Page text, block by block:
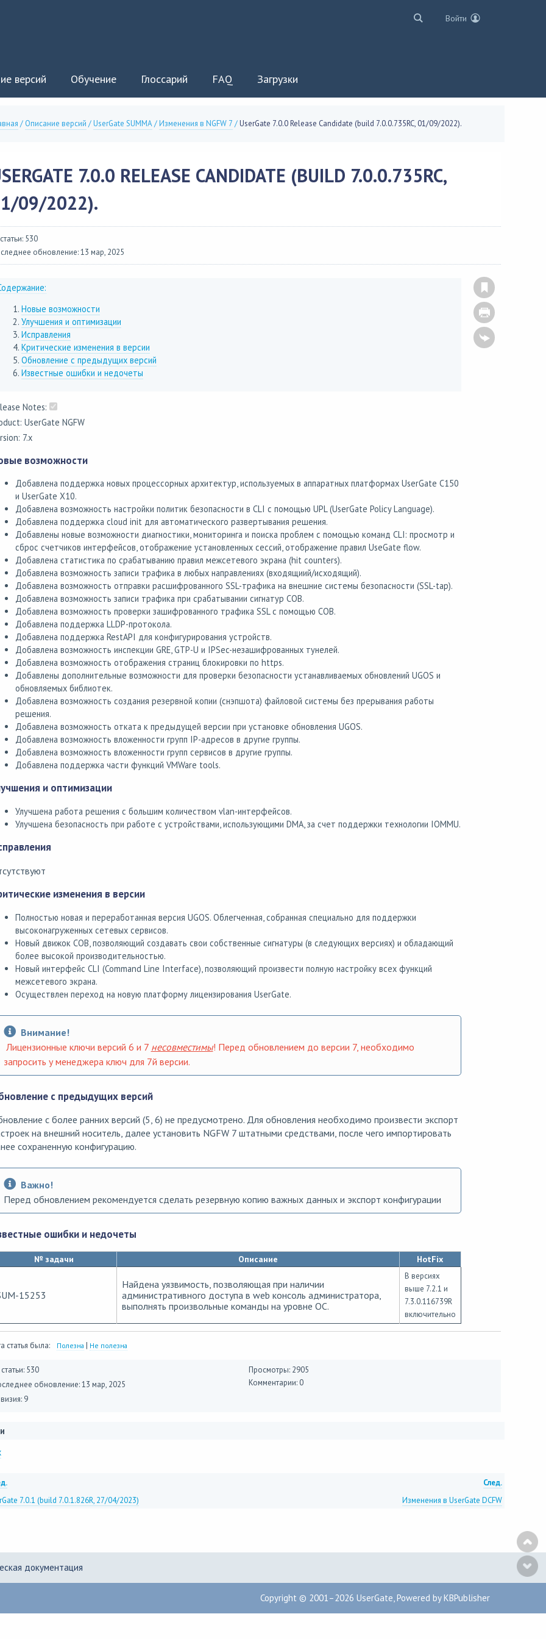
Войти
версий Обучение Глоссарий FAQ Загрузки
/ Описание версий /UserGate SUMMA/Изменения в NGFW 7 /UserGate 7.0.0 Release Candidate (build 7.0.0.735RC, 01/09/2022).
7.0.0 RELEASE CANDIDATE (BUILD 7.0.0.735RC,
09/2022).
530
обновление: 13 мар, 2025
Новые возможности
Улучшения и оптимизации
Исправления
Критические изменения в версии
Обновление с предыдущих версий
Известные ошибки и недочеты
Notes:
UserGate NGFW
7.x
возможности
Добавлена поддержка новых процессорных архитектур, используемых в аппаратных платформах UserGate C150
и UserGate X10.
Добавлена возможность настройки политик безопасности в CLI с помощью UPL (UserGate Policy Language).
Добавлена поддержка cloud init для автоматического развертывания решения.
Добавлены новые возможности диагностики, мониторинга и поиска проблем с помощью команд CLI: просмотр и
сброс счетчиков интерфейсов, отображение установленных сессий, отображение правил UseGate flow.
Добавлена статистика по срабатыванию правил межсетевого экрана (hit counters).
Добавлена возможность записи трафика в любых направлениях (входящиий/исходящий).
Добавлена возможность отправки расшифрованного SSL-трафика на внешние системы безопасности (SSL-tap).
Добавлена возможность записи трафика при срабатывании сигнатур СОВ.
Добавлена возможность проверки зашифрованного трафика SSL с помощью СОВ.
Добавлена поддержка LLDP-протокола.
Добавлена поддержка RestAPI для конфигурирования устройств.
Добавлена возможность инспекции GRE, GTP-U и IPSec-незашифрованных тунелей.
Добавлена возможность отображения страниц блокировки по https.
Добавлены дополнительные возможности для проверки безопасности устанавливаемых обновлений UGOS и
обновляемых библиотек.
Добавлена возможность создания резервной копии (снэпшота) файловой системы без прерывания работы
решения.
Добавлена возможность отката к предыдущей версии при установке обновления UGOS.
Добавлена возможность вложенности групп IP-адресов в другие группы.
Добавлена возможность вложенности групп сервисов в другие группы.
Добавлена поддержка части функций VMWare tools.
и оптимизации
Улучшена работа решения с большим количеством vlan-интерфейсов.
Улучшена безопасность при работе с устройствами, использующими DMA, за счет поддержки технологии IOMMU.
изменения в версии
Полностью новая и переработанная версия UGOS. Облегченная, собранная специально для поддержки
высоконагруженных сетевых сервисов.
Новый движок СОВ, позволяющий создавать свои собственные сигнатуры (в следующих версиях) и обладающий
более высокой производительностью.
Новый интерфейс CLI (Command Line Interface), позволяющий произвести полную настройку всех функций
межсетевого экрана.
Осуществлен переход на новую платформу лицензирования UserGate.
Внимание!
Лицензионные ключи версий 6 и 7 несовместимы! Перед обновлением до версии 7, необходимо
запросить у менеджера ключ для 7й версии.
с предыдущих версий
с более ранних версий (5, 6) не предусмотрено. Для обновления необходимо произвести экспорт
на внешний носитель, далее установить NGFW 7 штатными средствами, после чего импортировать
сохраненную конфигурацию.
Важно!
Перед обновлением рекомендуется сделать резервную копию важных данных и экспорт конфигурации
ошибки и недочеты
№ задачи Описание HotFix
15253
Найдена уязвимость, позволяющая при наличии
административного доступа в web консоль администратора,
выполнять произвольные команды на уровне ОС.
В версиях
выше 7.2.1 и
7.3.0.116739R
включительно
статья была: Полезна | Не полезна
530
обновление:13 мар, 2025
9
Просмотры: 2905
Комментарии: 0
След.
7.0.1 (build 7.0.1.826R, 27/04/2023)
Изменения в UserGate DCFW
документация
Copyright © 2001–2026 UserGate,Powered by KBPublisher